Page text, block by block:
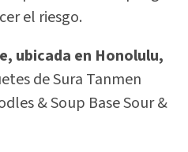
el riesgo.
ubicada en Honolulu,
de Sura Tanmen
& Soup Base Sour &